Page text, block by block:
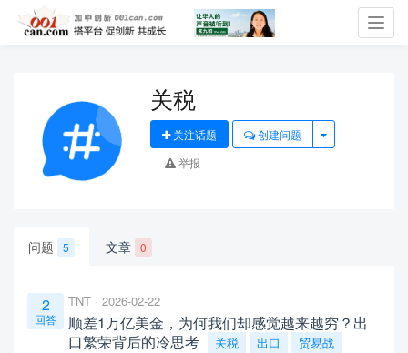
关税
关注话题
创建问题
举报
问题 5 文章 0
2
回答
TNT 2026-02-22
顺差1万亿美金，为何我们却感觉越来越穷？出
口繁荣背后的冷思考
关税 出口 贸易战